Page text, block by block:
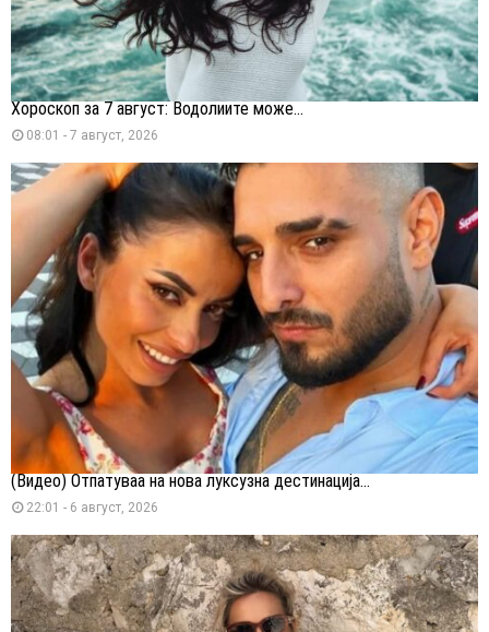
Хороскоп за 7 август: Водолиите може...
08:01 - 7 август, 2026
(Видео) Отпатуваа на нова луксузна дестинација...
22:01 - 6 август, 2026